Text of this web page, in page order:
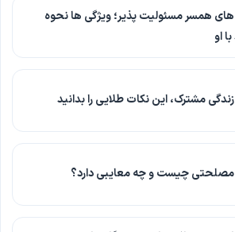
همسر مسئولیت پذیر؛ ویژگی ها نحوه
او
مشترک، این نکات طلایی را بدانید
مصلحتی چیست و چه معایبی دارد؟